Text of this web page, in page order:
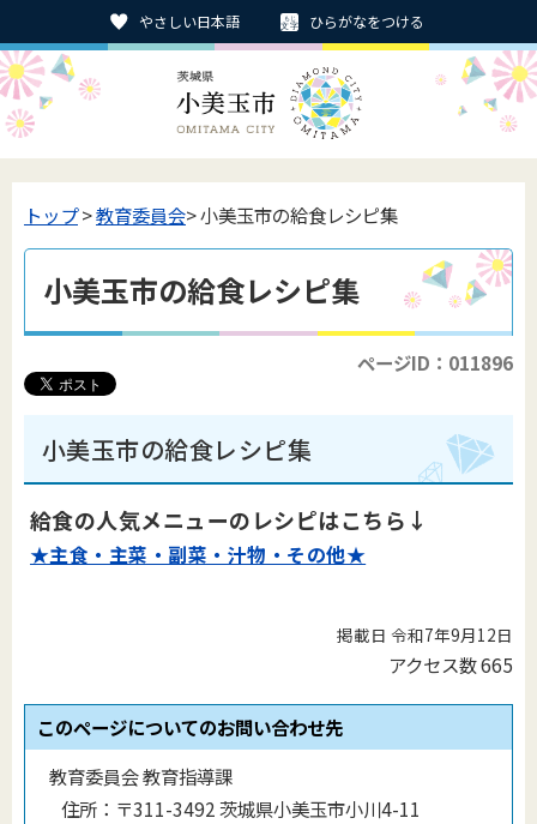
やさしい日本語 ひらがなをつける
トップ>教育委員会> 小美玉市の給食レシピ集
小美玉市の給食レシピ集
ページID：011896
小美玉市の給食レシピ集
給食の人気メニューのレシピはこちら↓
★主食・主菜・副菜・汁物・その他★
掲載日 令和7年9月12日
アクセス数665
このページについてのお問い合わせ先
教育委員会 教育指導課
住所： 〒311-3492 茨城県小美玉市小川4-11